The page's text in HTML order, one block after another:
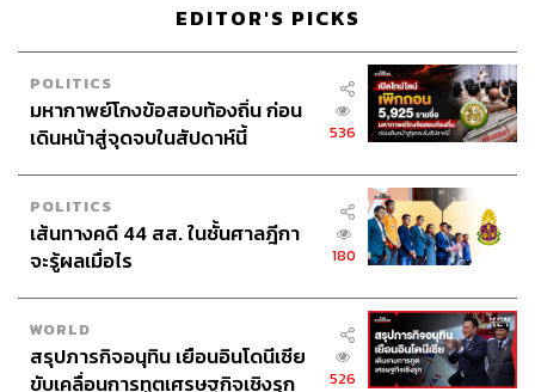
EDITOR'S PICKS
POLITICS
มหากาพย์โกงข้อสอบท้องถิ่น ก่อน
เดินหน้าสู่จุดจบในสัปดาห์นี้
536
POLITICS
เส้นทางคดี 44 สส. ในชั้นศาลฎีกา
จะรู้ผลเมื่อไร
180
WORLD
สรุปภารกิจอนุทิน เยือนอินโดนีเซีย
ขับเคลื่อนการทูตเศรษฐกิจเชิงรุก
526